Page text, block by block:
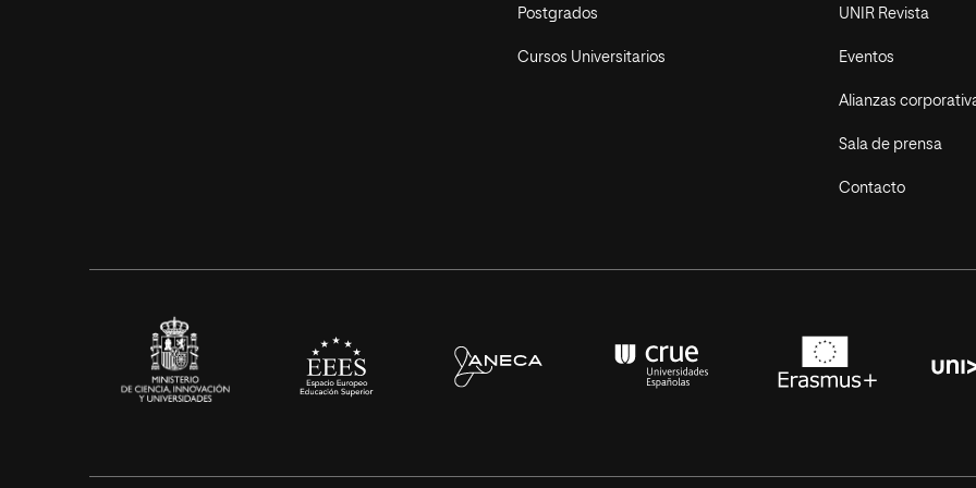
Postgrados
Cursos Universitarios
UNIR Revista
Eventos
Alianzas
Sala de prensa
Contacto